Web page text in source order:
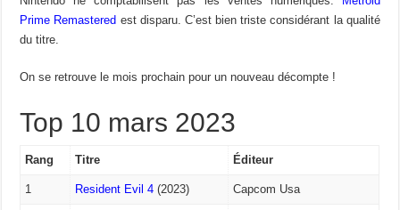
Prime Remastered est disparu. C’est bien triste considérant la qualité
du titre.
On se retrouve le mois prochain pour un nouveau décompte !
Top 10 mars 2023
Rang Titre Éditeur
1 Resident Evil 4 (2023) Capcom Usa